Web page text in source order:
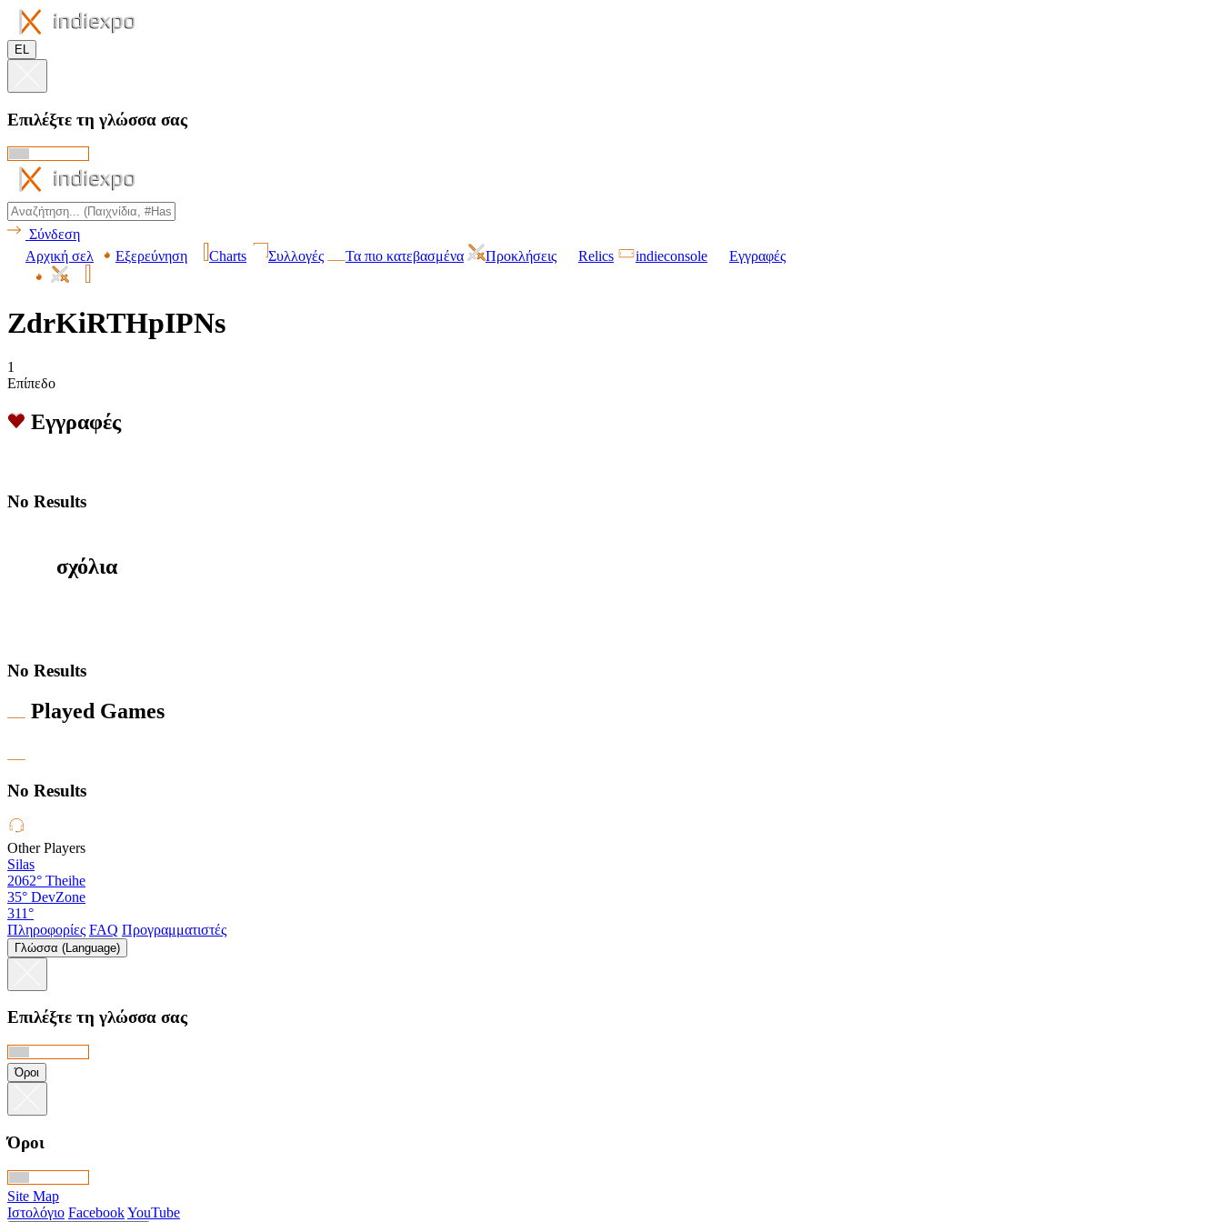
EL
Επιλέξτε τη γλώσσα σας
Σύνδεση
Αρχική σελ
Εξερεύνηση Charts Συλλογές Τα πιο κατεβασμένα Προκλήσεις Relics indieconsole Εγγραφές
ZdrKiRTHpIPNs
1
Επίπεδο
Εγγραφές
No Results
σχόλια
No Results
Played Games
No Results
Other Players
Silas
2062° Theihe
35° DevZone
311°
Πληροφορίες FAQ Προγραμματιστές
Γλώσσα (Language)
Επιλέξτε τη γλώσσα σας
Όροι
Όροι
Site Map
Ιστολόγιο FacebookYouTube